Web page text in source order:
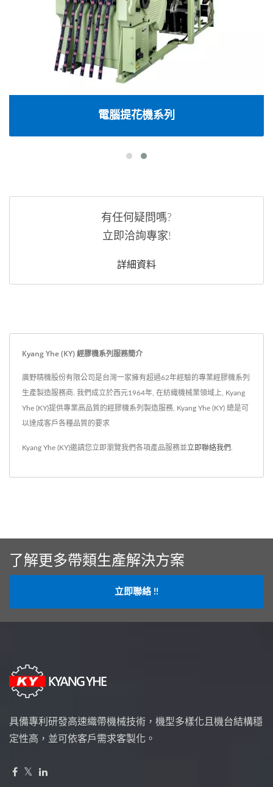
電腦提花機系列
有任何疑問嗎?
立即洽詢專家!
詳細資料
Kyang Yhe (KY) 經膠機系列服務簡介
廣野精機股份有限公司是台灣一家擁有超過62年經驗的專業經膠機系列
生產製造服務商. 我們成立於西元1964年, 在紡織機械業領域上, Kyang
Yhe (KY)提供專業高品質的經膠機系列製造服務, Kyang Yhe (KY) 總是可
以達成客戶各種品質的要求
Kyang Yhe (KY)邀請您立即瀏覽我們各項產品服務並立即聯絡我們
了解更多帶類生產解決方案
立即聯絡 !!
具備專利研發高速織帶機械技術，機型多樣化且機台結構穩
定性高，並可依客戶需求客製化。